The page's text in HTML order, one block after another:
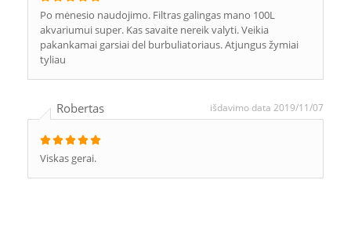
Po mėnesio naudojimo. Filtras galingas mano 100L
akvariumui super. Kas savaite nereik valyti. Veikia
pakankamai garsiai del burbuliatoriaus. Atjungus žymiai
tyliau
Robertas išdavimo data 2019/11/07
Viskas gerai.